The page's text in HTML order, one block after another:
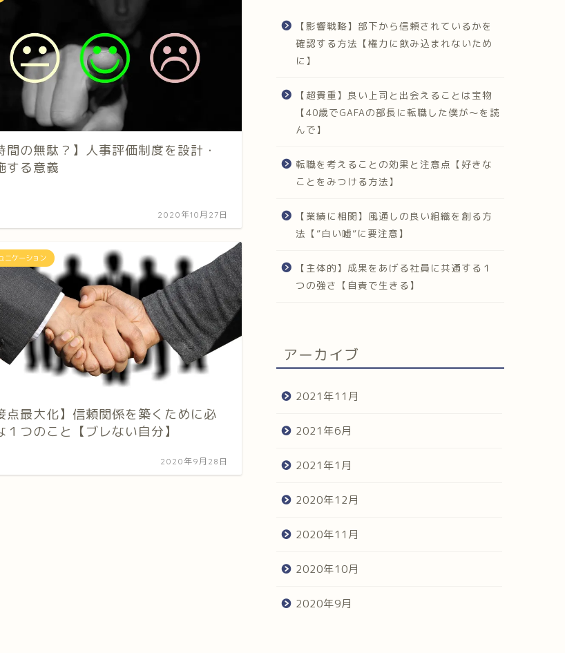
間の無駄？】人事評価制度を設計・
する意義
2020年10月27日
ニケーション
点最大化】信頼関係を築くために必
１つのこと【ブレない自分】
2020年9月28日
【影響戦略】部下から信頼されているかを
確認する方法【権力に飲み込まれないため
に】
【超貴重】良い上司と出会えることは宝物
【40歳でGAFAの部長に転職した僕が〜を読
んで】
転職を考えることの効果と注意点【好きな
ことをみつける方法】
【業績に相関】風通しの良い組織を創る方
法【”白い嘘”に要注意】
【主体的】成果をあげる社員に共通する１
つの強さ【自責で生きる】
アーカイブ
2021年11月
2021年6月
2021年1月
2020年12月
2020年11月
2020年10月
2020年9月